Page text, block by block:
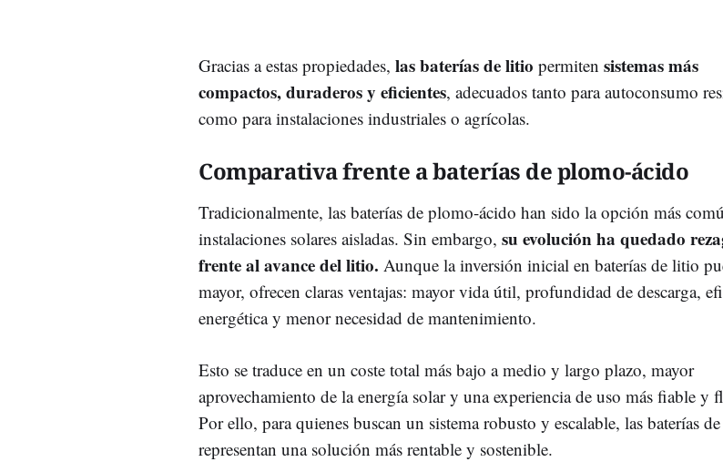
Gracias a estas propiedades, las baterías de litio permiten sistemas más
compactos, duraderos y eficientes, adecuados tanto para autoconsumo
como para instalaciones industriales o agrícolas.
Comparativa frente a baterías de plomo-ácido
Tradicionalmente, las baterías de plomo-ácido han sido la opción más
instalaciones solares aisladas. Sin embargo, su evolución ha quedado
frente al avance del litio. Aunque la inversión inicial en baterías de litio
mayor, ofrecen claras ventajas: mayor vida útil, profundidad de descarga,
energética y menor necesidad de mantenimiento.
Esto se traduce en un coste total más bajo a medio y largo plazo, mayor
aprovechamiento de la energía solar y una experiencia de uso más fiable y
Por ello, para quienes buscan un sistema robusto y escalable, las baterías
representan una solución más rentable y sostenible.